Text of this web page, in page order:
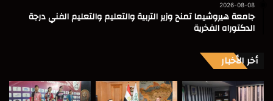
2026-08-08
جامعة هيروشيما تمنح وزير التربية والتعليم والتعليم الفني درجة
الدكتوراه الفخرية
أخر الأخبار